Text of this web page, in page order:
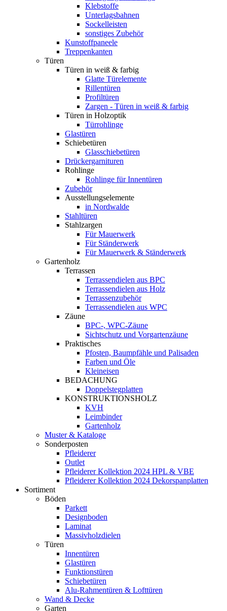
Klebstoffe
Unterlagsbahnen
Sockelleisten
sonstiges Zubehör
Kunstoffpaneele
Treppenkanten
Türen
Türen in weiß & farbig
Glatte Türelemente
Rillentüren
Profiltüren
Zargen - Türen in weiß & farbig
Türen in Holzoptik
Türrohlinge
Glastüren
Schiebetüren
Glasschiebetüren
Drückergarnituren
Rohlinge
Rohlinge für Innentüren
Zubehör
Ausstellungselemente
in Nordwalde
Stahltüren
Stahlzargen
Für Mauerwerk
Für Ständerwerk
Für Mauerwerk & Ständerwerk
Gartenholz
Terrassen
Terrassendielen aus BPC
Terrassendielen aus Holz
Terrassenzubehör
Terrassendielen aus WPC
Zäune
BPC-, WPC-Zäune
Sichtschutz und Vorgartenzäune
Praktisches
Pfosten, Baumpfähle und Palisaden
Farben und Öle
Kleineisen
BEDACHUNG
Doppelstegplatten
KONSTRUKTIONSHOLZ
KVH
Leimbinder
Gartenholz
Muster & Kataloge
Sonderposten
Pfleiderer
Outlet
Pfleiderer Kollektion 2024 HPL & VBE
Pfleiderer Kollektion 2024 Dekorspanplatten
Sortiment
Böden
Parkett
Designboden
Laminat
Massivholzdielen
Türen
Innentüren
Glastüren
Funktionstüren
Schiebetüren
Alu-Rahmentüren & Lofttüren
Wand & Decke
Garten